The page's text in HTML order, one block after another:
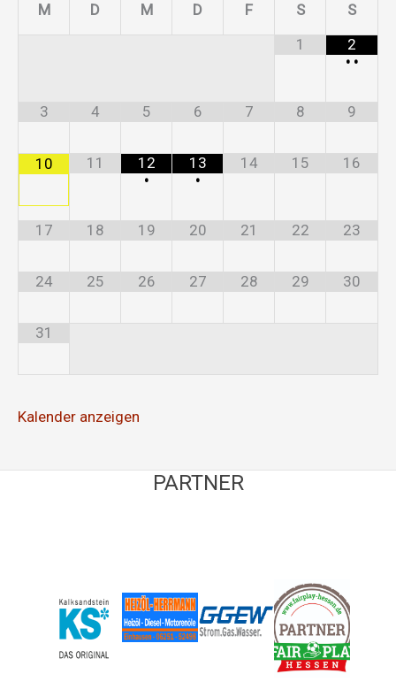
M D M D F S
S
1
2
• •
3 4 5 6 7 8 9
10 11
12
•
13
•
14 15 16
17 18 19 20 21 22 23
24 25 26 27 28 29 30
31
Kalender anzeigen
PARTNER